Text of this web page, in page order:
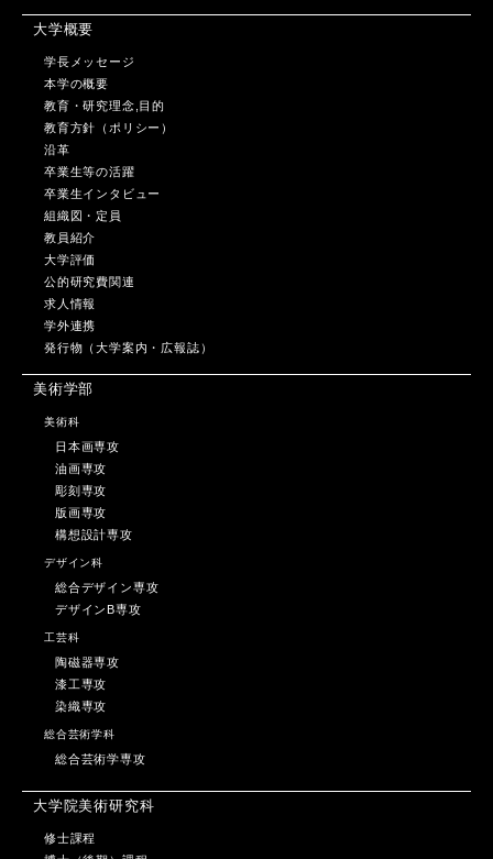
大学概要
学長メッセージ
本学の概要
教育・研究理念,目的
教育方針（ポリシー）
沿革
卒業生等の活躍
卒業生インタビュー
組織図・定員
教員紹介
大学評価
公的研究費関連
求人情報
学外連携
発行物（大学案内・広報誌）
美術学部
美術科
日本画専攻
油画専攻
彫刻専攻
版画専攻
構想設計専攻
デザイン科
総合デザイン専攻
デザインB専攻
工芸科
陶磁器専攻
漆工専攻
染織専攻
総合芸術学科
総合芸術学専攻
大学院美術研究科
修士課程